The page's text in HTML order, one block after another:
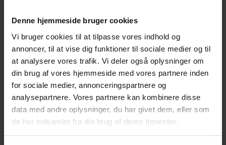
Denne hjemmeside bruger cookies
Vi bruger cookies til at tilpasse vores indhold og
annoncer, til at vise dig funktioner til sociale medier og til
at analysere vores trafik. Vi deler også oplysninger om
din brug af vores hjemmeside med vores partnere inden
for sociale medier, annonceringspartnere og
analysepartnere. Vores partnere kan kombinere disse
data med andre oplysninger, du har givet dem, eller som
de har indsamlet fra din brug af deres tjenester.
eksistens er bekræftet på en af de ovennævnte måder,
løber der en ny forældelsesfrist på 10 år.
Et gældsbrev sikrer ro, stabilitet og forudsigelighed
mellem parterne i et gældsforhold og medvirker altså
til, at lånet tilbagebetales i fred og fordragelighed på
aftalte vilkår.